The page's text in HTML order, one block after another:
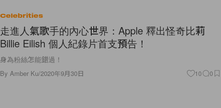
Celebrities
走進人氣歌手的內心世界：Apple 釋出怪奇比莉
Billie Eilish 個人紀錄片首支預告！
身為粉絲怎能錯過！
By Amber Ku/2020年9月30日 10 0